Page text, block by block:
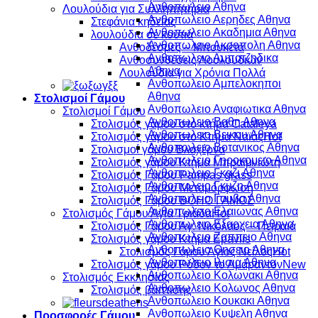
Λουλούδια για Συλληπητήρια
Στεφάνια κηδείας
λουλούδια σέ κουτιά
Ανθοδέσμες – Μπουκέτα
Ανθοσυνθέσεις Λουλουδιών
Λουλούδια για Χρόνια Πολλά
Στολισμοί Γάμου
Στολισμοί Γάμου
Στολισμός γάμου στό κτήμα Cataleya
Στολισμός γάμου στο Κτήμα Ναϊάς
Στολισμοί γάμου Βλαχέρνα
Στολισμός γάμου Κτήμα Μπραϊμνιώτη
Στολισμός Γάμου Pampas grass
Στολισμός Γάμου Μεταμόρφωση
Στολισμός Γάμου BOHO ΓΑΜΟΣ
Στολισμός Γάμου Αγία Τριάδα
Στολισμός Γάμου Άγ. Νικόλαος – Πειραιά
Στολισμός γάμου Κτήμα Epavlis
Στολισμός Γάμου Άγιος Νείλος
Στολισμός γάμου Ρόδον το Αμάραντον
Στολισμός Εκκλησίας
Στολισμός βάπτισης
Προσφορές Γάμου
Ανθοπωλειο Αθηνα
Ανθοπωλειο Αερηδες Αθηνα
Ανθοπωλειο Ακαδημια Αθηνα
Ανθοπωλειο Ακροπολη Αθηνα
Ανθοπωλειο Αμπατζηδικα
Αθηνα
Ανθοπωλειο Αμπελοκηποι
Αθηνα
Ανθοπωλειο Αναφιωτικα Αθηνα
Ανθοπωλειο Βαθη Αθηνα
Ανθοπωλειο Βεικου Αθηνα
Ανθοπωλειο Βοτανικος Αθηνα
Ανθοπωλειο Γηροκομειο Αθηνα
Ανθοπωλειο Γκαζι Αθηνα
Ανθοπωλειο Γκυζη Αθηνα
Ανθοπωλειο Γουβα Αθηνα
Ανθοπωλειο Ελαιωνας Αθηνα
Ανθοπωλειο Εξαρχεια Αθηνα
Ανθοπωλειο Ζαππειο Αθηνα
Ανθοπωλειο Θησειο Αθηνα
Ανθοπωλειο Ιλισια Αθηνα
Ανθοπωλειο Κολωνακι Αθηνα
Ανθοπωλειο Κολωνος Αθηνα
Ανθοπωλειο Κουκακι Αθηνα
Ανθοπωλειο Κυψελη Αθηνα